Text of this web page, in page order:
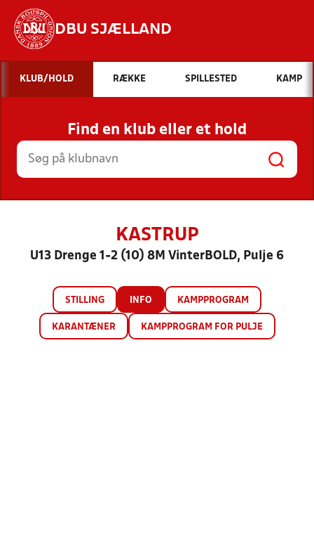
DBU SJÆLLAND
Hvad vil du søge efter?
INDHOLD OG NYHEDER
STILLINGER, RESULTATER, KLUBBER OG
HOLD
KLUB/HOLD RÆKKE SPILLESTED KAMP
Find en klub eller et hold
KASTRUP
U13 Drenge 1-2 (10) 8M VinterBOLD, Pulje 6
STILLING INFO KAMPPROGRAM
KARANTÆNER KAMPPROGRAM FOR PULJE